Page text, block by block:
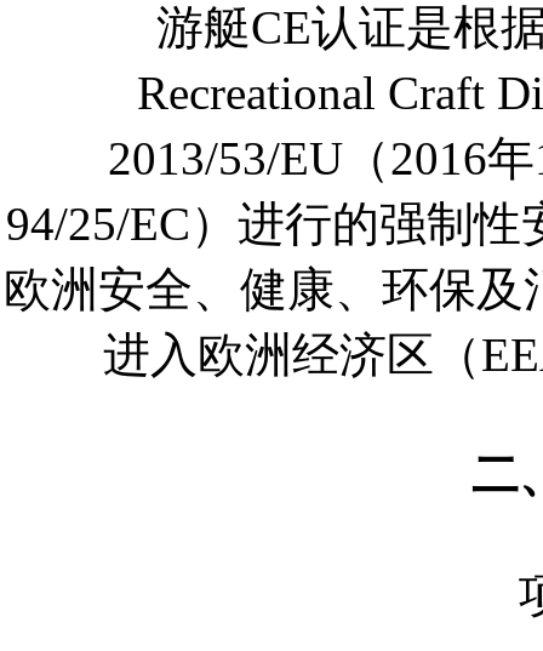
游艇CE认证是根
Recreational Craft
2013/53/EU（2016
94/25/EC）进行的强制
欧洲安全、健康、环保
进入欧洲经济区（
二